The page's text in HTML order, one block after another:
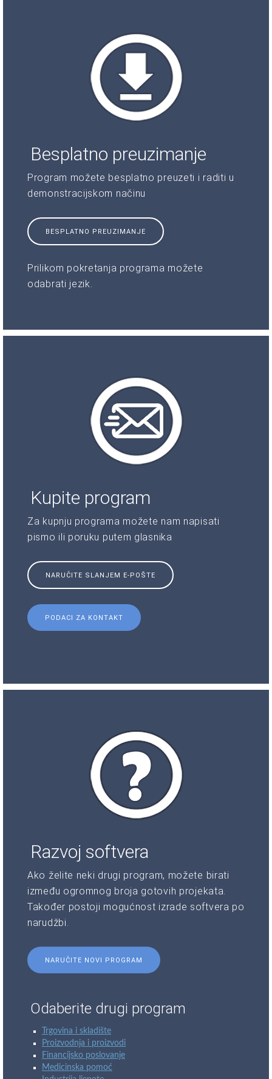
Besplatno preuzimanje
Program možete besplatno preuzeti i raditi u
demonstracijskom načinu
BESPLATNO PREUZIMANJE
Prilikom pokretanja programa možete
odabrati jezik.
Kupite program
Za kupnju programa možete nam napisati
pismo ili poruku putem glasnika
NARUČITE SLANJEM E-POŠTE
PODACI ZA KONTAKT
Razvoj softvera
Ako želite neki drugi program, možete birati
između ogromnog broja gotovih projekata.
Također postoji mogućnost izrade softvera po
narudžbi.
NARUČITE NOVI PROGRAM
Odaberite drugi program
Trgovina i skladište
Proizvodnja i proizvodi
Financijsko poslovanje
Medicinska pomoć